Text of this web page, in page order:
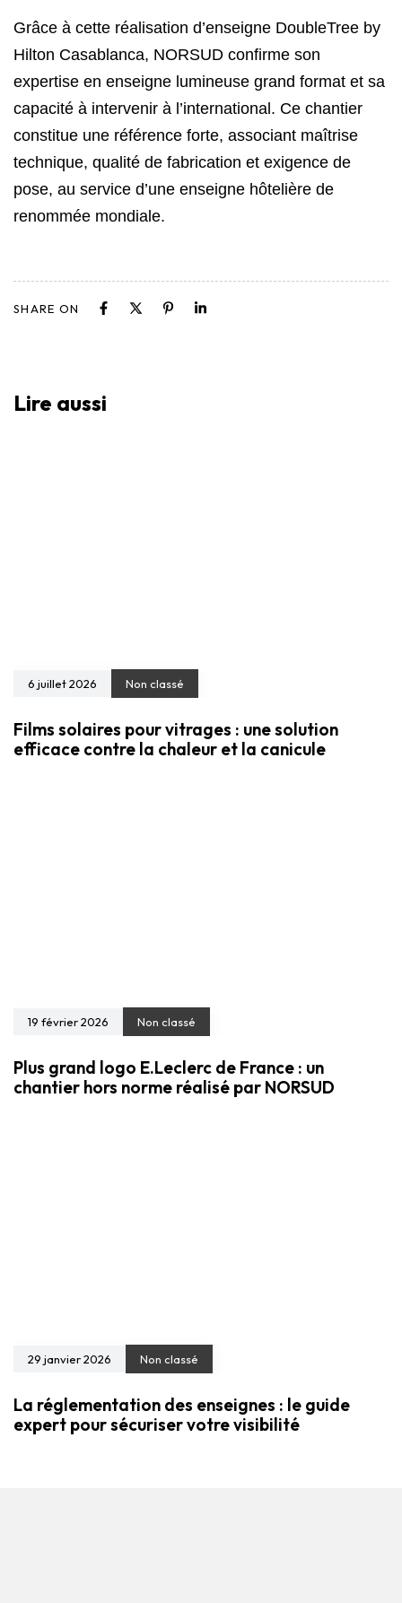
Grâce à cette réalisation d’enseigne DoubleTree by
Hilton Casablanca, NORSUD confirme son
expertise en enseigne lumineuse grand format et sa
capacité à intervenir à l’international. Ce chantier
constitue une référence forte, associant maîtrise
technique, qualité de fabrication et exigence de
pose, au service d’une enseigne hôtelière de
renommée mondiale.
SHARE ON
Lire aussi
6 juillet 2026 Non classé
Films solaires pour vitrages : une solution
efficace contre la chaleur et la canicule
19 février 2026 Non classé
Plus grand logo E.Leclerc de France : un
chantier hors norme réalisé par NORSUD
29 janvier 2026 Non classé
La réglementation des enseignes : le guide
expert pour sécuriser votre visibilité